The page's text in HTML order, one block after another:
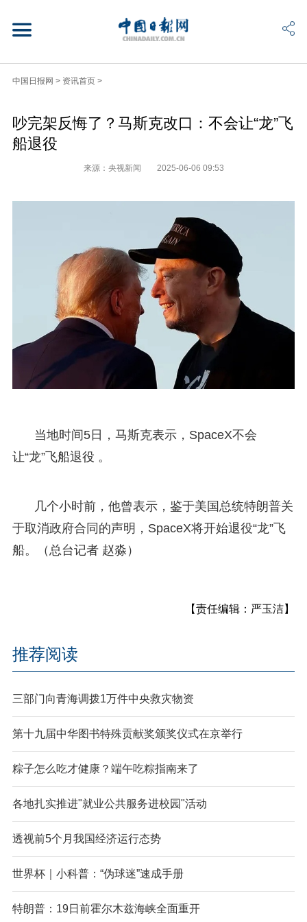
中国日报网 > 资讯首页>
吵完架反悔了？马斯克改口：不会让“龙”飞
船退役
来源：央视新闻 2025-06-06 09:53
当地时间5日，马斯克表示，SpaceX不会
让“龙”飞船退役 。
几个小时前，他曾表示，鉴于美国总统特朗普关
于取消政府合同的声明，SpaceX将开始退役“龙”飞
船。（总台记者 赵淼）
【责任编辑：严玉洁】
推荐阅读
三部门向青海调拨1万件中央救灾物资
第十九届中华图书特殊贡献奖颁奖仪式在京举行
粽子怎么吃才健康？端午吃粽指南来了
各地扎实推进"就业公共服务进校园"活动
透视前5个月我国经济运行态势
世界杯｜小科普：“伪球迷”速成手册
特朗普：19日前霍尔木兹海峡全面重开